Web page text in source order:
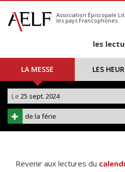
S'abonner
Calendrier
Association Épiscopale
les pays Francophones
les
LA MESSE LES
Le 25 sept. 2024
de la férie
Revenir aux lectures du